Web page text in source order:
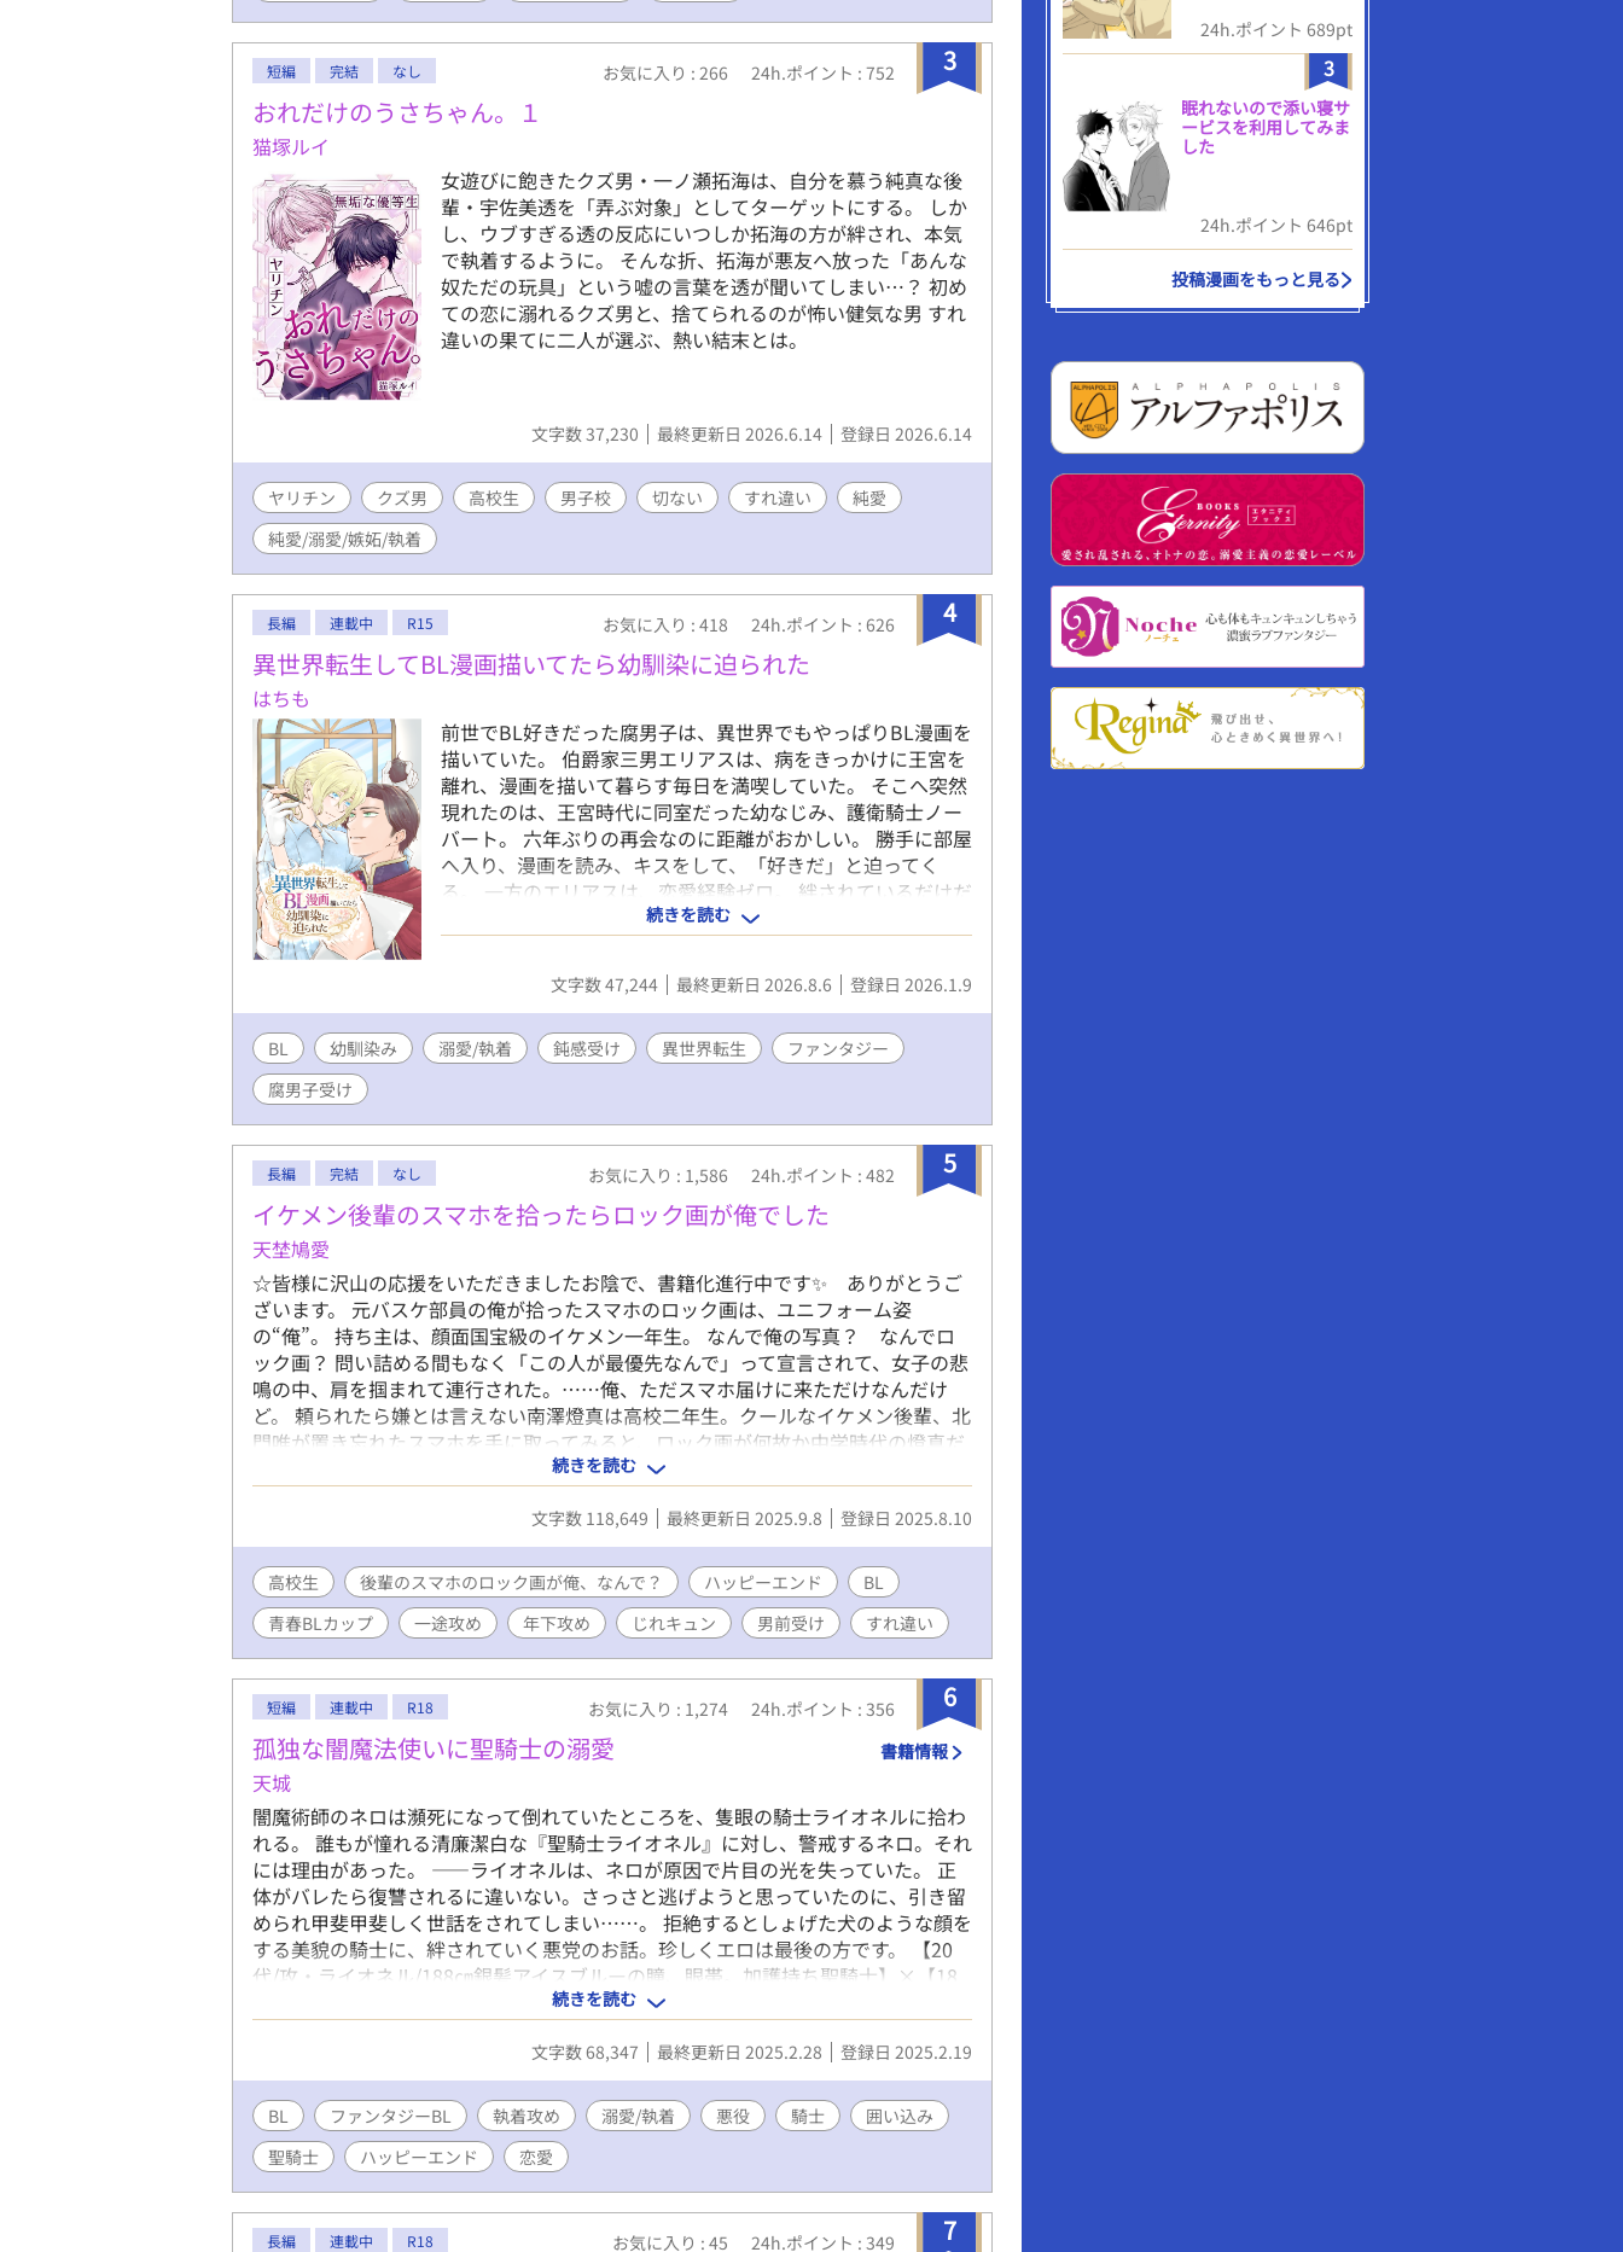
3
短編 完結 なし お気に入り : 266 24h.ポイント : 752
おれだけのうさちゃん。１
猫塚ルイ
女遊びに飽きたクズ男・一ノ瀬拓海は、自分を慕う純真な後
輩・宇佐美透を「弄ぶ対象」としてターゲットにする。 しか
し、ウブすぎる透の反応にいつしか拓海の方が絆され、本気
で執着するように。 そんな折、拓海が悪友へ放った「あんな
奴ただの玩具」という嘘の言葉を透が聞いてしまい…？ 初め
ての恋に溺れるクズ男と、捨てられるのが怖い健気な男 すれ
違いの果てに二人が選ぶ、熱い結末とは。
文字数 37,230 最終更新日 2026.6.14 登録日 2026.6.14
ヤリチン クズ男 高校生 男子校 切ない すれ違い
純愛
純愛/溺愛/嫉妬/執着
4
長編 連載中 R15 お気に入り : 418 24h.ポイント : 626
異世界転生してBL漫画描いてたら幼馴染に迫られた
はちも
前世でBL好きだった腐男子は、異世界でもやっぱりBL漫画を
描いていた。 伯爵家三男エリアスは、病をきっかけに王宮を
離れ、漫画を描いて暮らす毎日を満喫していた。 そこへ突然
現れたのは、王宮時代に同室だった幼なじみ、護衛騎士ノー
バート。 六年ぶりの再会なのに距離がおかしい。 勝手に部屋
へ入り、漫画を読み、キスをして、「好きだ」と迫ってく
る。 一方のエリアスは、恋愛経験ゼロ。 絆されているだけだ
と思っていた気持ちが、少しずつ恋へ変わっていくことにも
気付いていない。 そんな二人を第一王子が面白がって見守
り、ときには背中を押し、ときには振り回しながら、王宮の
日常は今日も賑やか。 幼なじみの再会から始まる、じれじれ
お待ちください。
続きを読む
文字数 47,244 最終更新日 2026.8.6 登録日 2026.1.9
BL 幼馴染み 溺愛/執着 鈍感受け 異世界転生
ファンタジー
腐男子受け
5
長編 完結 なし お気に入り : 1,586 24h.ポイント : 482
イケメン後輩のスマホを拾ったらロック画が俺でした
天埜鳩愛
☆皆様に沢山の応援をいただきましたお陰で、書籍化進行中です✨ ありがとうご
ざいます。 元バスケ部員の俺が拾ったスマホのロック画は、ユニフォーム姿
の“俺”。 持ち主は、顔面国宝級のイケメン一年生。 なんで俺の写真？ なんでロ
ック画？ 問い詰める間もなく「この人が最優先なんで」って宣言されて、女子の悲
鳴の中、肩を掴まれて連行された。……俺、ただスマホ届けに来ただけなんだけ
ど。 頼られたら嫌とは言えない南澤燈真は高校二年生。クールなイケメン後輩、北
門唯が置き忘れたスマホを手に取ってみると、ロック画が何故か中学時代の燈真だ
った！ 北門はモテ男ゆえに女子からしつこくされ、燈真が助けることに。その日
から学年を越え急激に仲良くなる二人。燈真は誰にも言えなかった悩みを北門にだ
け打ち明けて……。一途なメロ後輩 × 絆され男前先輩の、救いすくわれ・持ち
つ持たれつラブ！ ☆ノベマ！の青春BLコンテスト最終選考作品に加筆＆新エピソ
ードを加えたアルファポリス版です。
続きを読む
文字数 118,649 最終更新日 2025.9.8 登録日 2025.8.10
高校生 後輩のスマホのロック画が俺、なんで？ ハッピーエンド
BL
青春BLカップ​
一途攻め 年下攻め じれキュン 男前受け すれ違い
6
短編 連載中 R18 お気に入り : 1,274 24h.ポイント : 356
孤独な闇魔法使いに聖騎士の溺愛
天城
書籍情報
闇魔術師のネロは瀕死になって倒れていたところを、隻眼の騎士ライオネルに拾わ
れる。 誰もが憧れる清廉潔白な『聖騎士ライオネル』に対し、警戒するネロ。それ
には理由があった。 ――ライオネルは、ネロが原因で片目の光を失っていた。 正
体がバレたら復讐されるに違いない。さっさと逃げようと思っていたのに、引き留
められ甲斐甲斐しく世話をされてしまい……。 拒絶するとしょげた犬のような顔を
する美貌の騎士に、絆されていく悪党のお話。珍しくエロは最後の方です。 【20
代/攻・ライオネル/188㎝銀髪アイスブルーの瞳、眼帯。加護持ち聖騎士】×【18
歳/受・ネロ/168㎝黒赤まだら髪に黒目、闇魔術師】 聖×悪BLです。他サイトより
転載中。
続きを読む
文字数 68,347 最終更新日 2025.2.28 登録日 2025.2.19
BL ファンタジーBL 執着攻め 溺愛/執着 悪役 騎士
囲い込み
聖騎士
ハッピーエンド 恋愛
7
長編 連載中 R18 お気に入り : 45 24h.ポイント : 349
24h.ポイント 689pt
3
眠れないので添い寝サ
ービスを利用してみま
した
24h.ポイント 646pt
投稿漫画をもっと見る